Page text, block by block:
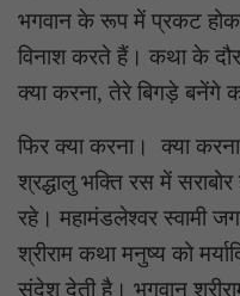
भगवान के रूप में प्रकट
विनाश करते हैं। कथा के
क्या करना, तेरे बिगड़े बनेंगे
फिर क्या करना। क्या
श्रद्धालु भक्ति रस में
रहे। महामंडलेश्वर स्वामी
श्रीराम कथा मनुष्य को
संदेश देती है। भगवान